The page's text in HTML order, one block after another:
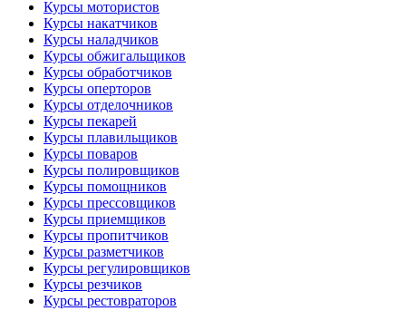
Курсы мотористов
Курсы накатчиков
Курсы наладчиков
Курсы обжигальщиков
Курсы обработчиков
Курсы оперторов
Курсы отделочников
Курсы пекарей
Курсы плавильщиков
Курсы поваров
Курсы полировщиков
Курсы помощников
Курсы прессовщиков
Курсы приемщиков
Курсы пропитчиков
Курсы разметчиков
Курсы регулировщиков
Курсы резчиков
Курсы рестовраторов